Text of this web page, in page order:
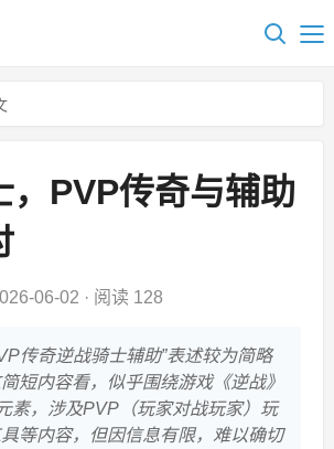
，PVP传奇与辅助
06-02 · 阅读 128
传奇逆战骑士辅助”表述较为简略
短内容看，似乎围绕游戏《逆战》
素，涉及PVP（玩家对战玩家）玩
等内容，但因信息有限，难以确切